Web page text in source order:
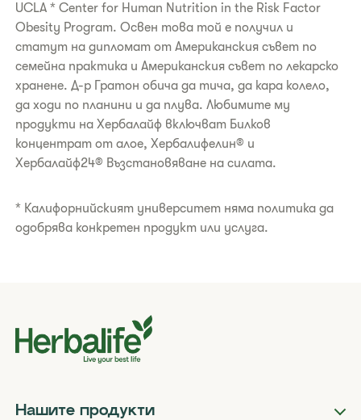
UCLA * Center for Human Nutrition in the Risk Factor
Obesity Program. Освен това той е получил и
статут на дипломат от Американския съвет по
семейна практика и Американския съвет по лекарско
хранене. Д-р Гратoн обича да тича, да кара колело,
да ходи по планини и да плува. Любимите му
продукти на Хербалайф включват Билков
концентрат от алое, Хербалифелин® и
Хербалайф24® Възстановяване на силата.
* Калифорнийският университет няма политика да
одобрява конкретен продукт или услуга.
Нашите продукти